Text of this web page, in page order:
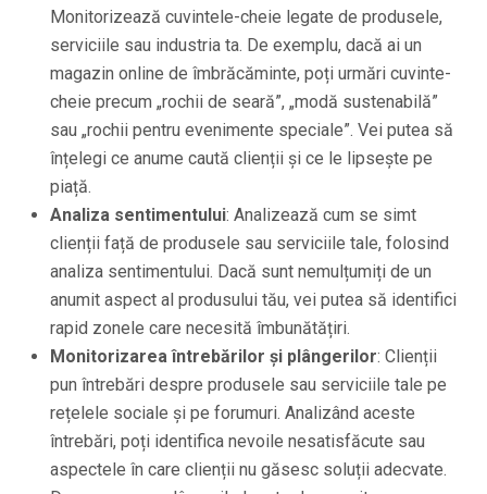
Monitorizează cuvintele-cheie legate de produsele,
serviciile sau industria ta. De exemplu, dacă ai un
magazin online de îmbrăcăminte, poți urmări cuvinte-
cheie precum „rochii de seară”, „modă sustenabilă”
sau „rochii pentru evenimente speciale”. Vei putea să
înțelegi ce anume caută clienții și ce le lipsește pe
piață.
Analiza sentimentului: Analizează cum se simt
clienții față de produsele sau serviciile tale, folosind
analiza sentimentului. Dacă sunt nemulțumiți de un
anumit aspect al produsului tău, vei putea să identifici
rapid zonele care necesită îmbunătățiri.
Monitorizarea întrebărilor și plângerilor: Clienții
pun întrebări despre produsele sau serviciile tale pe
rețelele sociale și pe forumuri. Analizând aceste
întrebări, poți identifica nevoile nesatisfăcute sau
aspectele în care clienții nu găsesc soluții adecvate.